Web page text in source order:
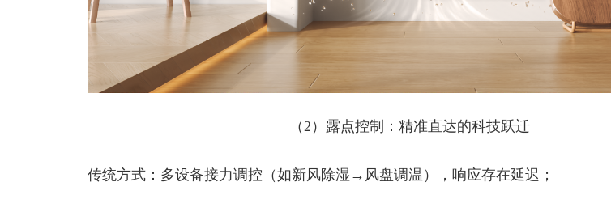
（2）露点控制：精准直达的科技跃迁
传统方式：多设备接力调控（如新风除湿→风盘调温），响应存在延迟；